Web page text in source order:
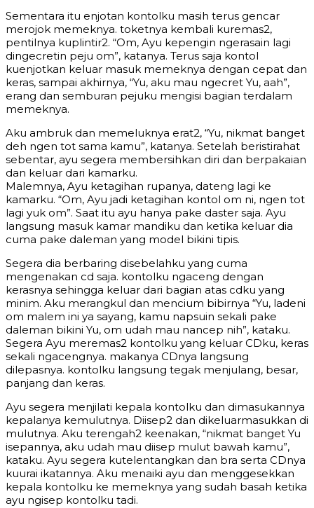
Sementara itu enjotan kontolku masih terus gencar
merojok memeknya. toketnya kembali kuremas2,
pentilnya kuplintir2. “Om, Ayu kepengin ngerasain lagi
dingecretin peju om”, katanya. Terus saja kontol
kuenjotkan keluar masuk memeknya dengan cepat dan
keras, sampai akhirnya, “Yu, aku mau ngecret Yu, aah”,
erang dan semburan pejuku mengisi bagian terdalam
memeknya.
Aku ambruk dan memeluknya erat2, “Yu, nikmat banget
deh ngen tot sama kamu”, katanya. Setelah beristirahat
sebentar, ayu segera membersihkan diri dan berpakaian
dan keluar dari kamarku.
Malemnya, Ayu ketagihan rupanya, dateng lagi ke
kamarku. “Om, Ayu jadi ketagihan kontol om ni, ngen tot
lagi yuk om”. Saat itu ayu hanya pake daster saja. Ayu
langsung masuk kamar mandiku dan ketika keluar dia
cuma pake daleman yang model bikini tipis.
Segera dia berbaring disebelahku yang cuma
mengenakan cd saja. kontolku ngaceng dengan
kerasnya sehingga keluar dari bagian atas cdku yang
minim. Aku merangkul dan mencium bibirnya “Yu, ladeni
om malem ini ya sayang, kamu napsuin sekali pake
daleman bikini Yu, om udah mau nancep nih”, kataku.
Segera Ayu meremas2 kontolku yang keluar CDku, keras
sekali ngacengnya. makanya CDnya langsung
dilepasnya. kontolku langsung tegak menjulang, besar,
panjang dan keras.
Ayu segera menjilati kepala kontolku dan dimasukannya
kepalanya kemulutnya. Diisep2 dan dikeluarmasukkan di
mulutnya. Aku terengah2 keenakan, “nikmat banget Yu
isepannya, aku udah mau diisep mulut bawah kamu”,
kataku. Ayu segera kutelentangkan dan bra serta CDnya
kuurai ikatannya. Aku menaiki ayu dan menggesekkan
kepala kontolku ke memeknya yang sudah basah ketika
ayu ngisep kontolku tadi.